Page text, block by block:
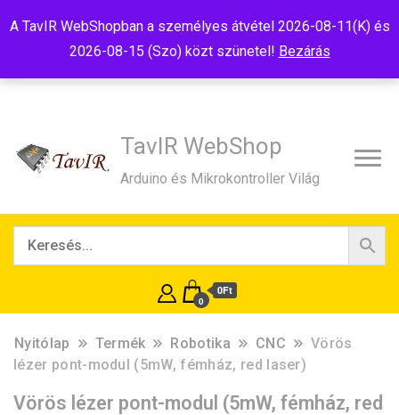
A TavIR WebShopban a személyes átvétel 2026-08-11(K) és
2026-08-15 (Szo) közt szünetel! Bezárás
TavIR WebShop
Arduino és Mikrokontroller Világ
0
0Ft
Nyitólap Termék Robotika CNC
Vörös
lézer pont-modul (5mW, fémház, red laser)
Vörös lézer pont-modul (5mW, fémház, red